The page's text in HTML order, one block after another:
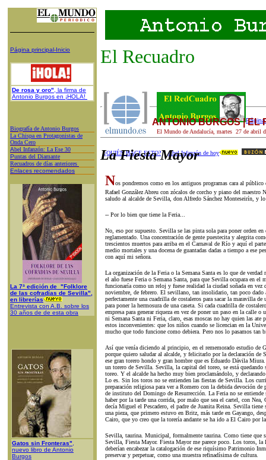
Página principal-Inicio
De rosa y oro" , la firma de
Antonio Burgos en ¡HOLA!
Biografía de Antonio Burgos
La Chispa en Protagonistas de
Onda Cero
Abel Infanzón: La Ese 30
Puntas del Diamante
Recuadros de días anteriores
Enlaces recomendados
La 7ª edición de "Folklore
de las cofradías de Sevilla",
en librerías
Entrevista con A.B. sobre los
30 años de de esta obra
Gatos sin Fronteras"
nuevo libro de Antonio
Burgos
El Recuadro
El Mundo de Andalucía, martes 27 de abril
¿QUIÉN HACE ESTO? Abel Infanzón de hoy
ANTONIO BURGOS | EL
La Fiesta Mayor
Nos pondremos como en los antiguos programas cara al
Rafael González Abreu con zócalos de corcho y piano del maestro
saludo al alcalde de Sevilla, don Alfredo Sánchez Monteseirín, y
-- Por lo bien que tiene la Feria...
No, eso por supuesto. Sevilla se las pinta sola para poner orden en
reglamentado. Una concentración de gente puestecita y alegrita
trescientos muertos para arriba en el Carnaval de Río y aquí el
medio mortales y una docena de guantadas dadas a tiempo a ese
con aquí mi señora.
La organización de la Feria o la Semana Santa es lo que de
el año fuese Feria o Semana Santa, para que Sevilla ocupara en el
funcionaría como un reloj y fuese realidad la ciudad soñada en vez
noviembre, de febrero. El sevillano, tan insolidario, tan poco dado
perfectamente una cuadrilla de costaleros para sacar la maravilla
para poner la hermosura de una caseta. Si cada cuadrilla de
empresa para generar riqueza en vez de poner un paso en la calle o
ni Semana Santa ni Feria, claro, esas moscas no hay quien las ate
estos inconvenientes: que los niños cuando se licencian en la
mucho que todo funcione como debiera. Pero nos lo pasamos tan
Así que venía diciendo al principio, en el rememorado estudio de
porque quiero saludar al alcalde, y felicitarlo por la declaración de
ese gran torero hondo y gran hombre que es Eduardo Dávila
un torero de Sevilla. Sevilla, la capital del toreo, se está quedando
toreo. Y el alcalde ha hecho muy bien proclamándolo, y
Lo es. Sin los toros no se entienden las fiestas de Sevilla. Los
preparación religiosa para ver a Romero con la debida devoción
de instituto del Domingo de Resurrección. La Feria no se
haber por la tarde una corrida, por malo que sea el cartel, con Nea,
decía Miguel el Pescadero, el padre de Juanita Reina. Sevilla
una pieza, que primero estuvo en Britz, más tarde en Gayango,
Cairo, que yo creo que la torería andante se ha ido a El Cairo por
Sevilla, taurina. Municipal, formalmente taurina. Como tiene que
Sevilla, Fiesta Mayor. Fiesta Mayor me parece poco. Los toros,
deberían encabezar la catalogación de ese riquísimo Patrimonio
preservar y perpetuar, como una muestra refinadísima de cultura.